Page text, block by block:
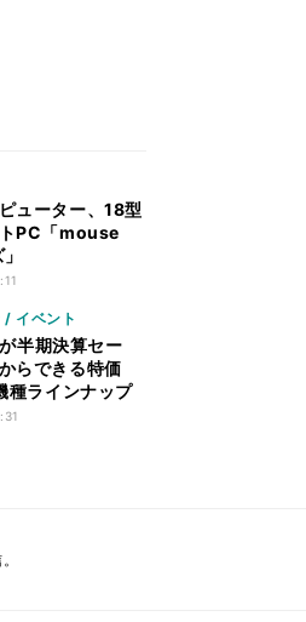
ューター、18型
PC「mouse
/ イベント
半期決算セー
らできる特価
種ラインナップ